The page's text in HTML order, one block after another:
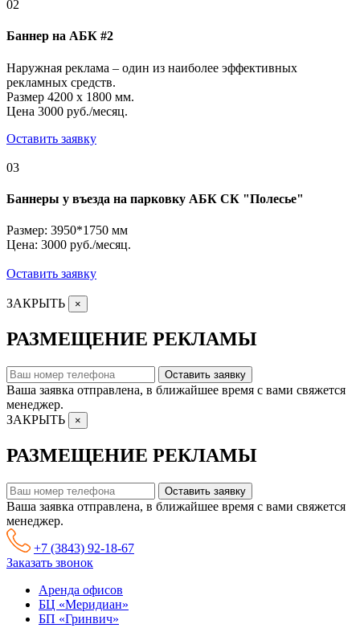
02
Баннер на АБК #2
Наружная реклама – один из наиболее эффективных
рекламных средств.
Размер 4200 x 1800 мм.
Цена 3000 руб./месяц.
Оставить заявку
03
Баннеры у въезда на парковку АБК СК "Полесье"
Размер: 3950*1750 мм
Цена: 3000 руб./месяц.
Оставить заявку
ЗАКРЫТЬ ×
РАЗМЕЩЕНИЕ РЕКЛАМЫ
Оставить заявку
Ваша заявка отправлена, в ближайшее время с вами свяжется
менеджер.
ЗАКРЫТЬ
×
РАЗМЕЩЕНИЕ РЕКЛАМЫ
Оставить заявку
Ваша заявка отправлена, в ближайшее время с вами свяжется
менеджер.
+7 (3843) 92-18-67
Заказать звонок
Аренда офисов
БЦ «Меридиан»
БП «Гринвич»